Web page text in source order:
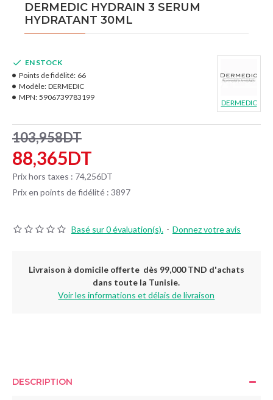
DERMEDIC HYDRAIN 3 SERUM
HYDRATANT 30ML
Basé sur 0 évaluation(s). - Donnez votre avis
88,365DT
103,958DT
Prix hors taxes : 74,256DT
Prix en points de fidélité : 3897
EN STOCK
Points de fidélité: 66
Modèle: DERMEDIC
MPN: 5906739783199
DERMEDIC
Livraison à domicile offerte dès 99,000 TND d'achats
dans toute la Tunisie.
Voir les informations et délais de livraison
DESCRIPTION